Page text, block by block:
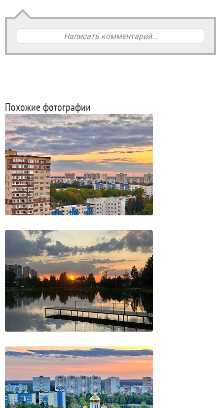
Написать комментарий...
Похожие фотографии